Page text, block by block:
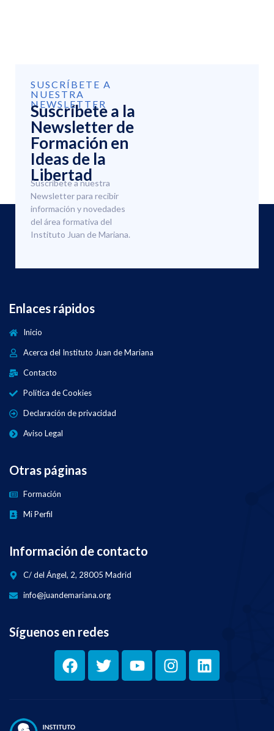
SUSCRÍBETE A
NUESTRA
NEWSLETTER
Suscríbete a la
Newsletter de
Formación en
Ideas de la
Libertad
Suscríbete a nuestra
Newsletter para recibir
información y novedades
del área formativa del
Instituto Juan de Mariana.
Enlaces rápidos
Inicio
Acerca del Instituto Juan de Mariana
Contacto
Política de Cookies
Declaración de privacidad
Aviso Legal
Otras páginas
Formación
Mi Perfil
Información de contacto
C/ del Ángel, 2, 28005 Madrid
info@juandemariana.org
Síguenos en redes